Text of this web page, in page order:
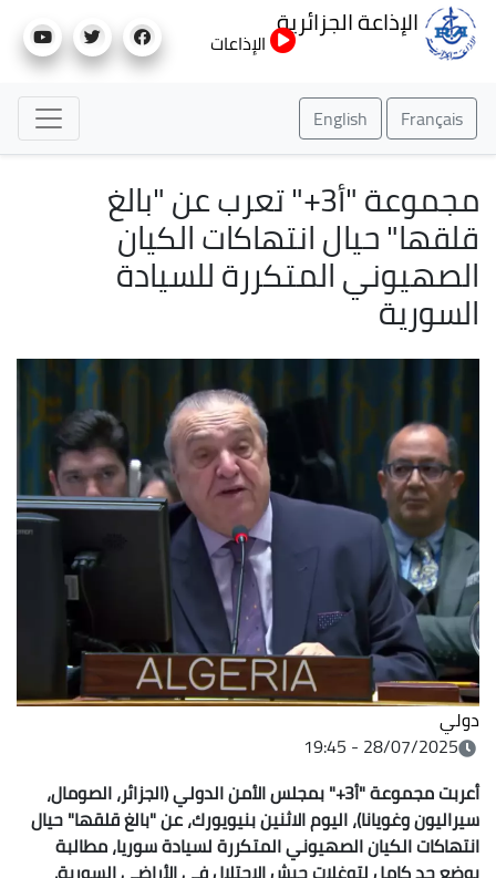
إلى
الإذاعة الجزائرية
الإذاعات
Français
English
مجموعة "أ3+" تعرب عن "بالغ
قلقها" حيال انتهاكات الكيان
الصهيوني المتكررة للسيادة
السورية
دولي
28/07/2025 - 19:45
أعربت مجموعة "أ3+" بمجلس الأمن الدولي (الجزائر، الصومال،
سيراليون وغويانا)، اليوم الاثنين بنيويورك، عن "بالغ قلقها" حيال
انتهاكات الكيان الصهيوني المتكررة لسيادة سوريا، مطالبة